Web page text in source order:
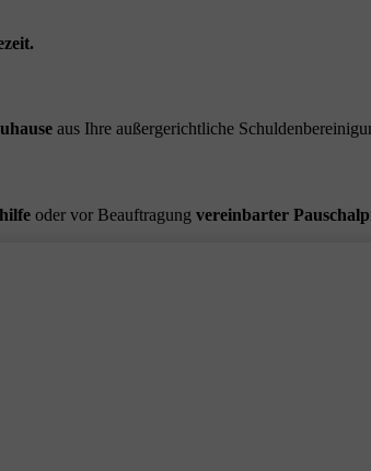
aus Ihre außergerichtliche
oder vor Beauftragung vereinbarter